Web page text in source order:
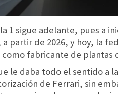
1 sigue adelante, pues a
a partir de 2026, y hoy, la
fabricante de plantas
le daba todo el sentido a
de Ferrari, sin